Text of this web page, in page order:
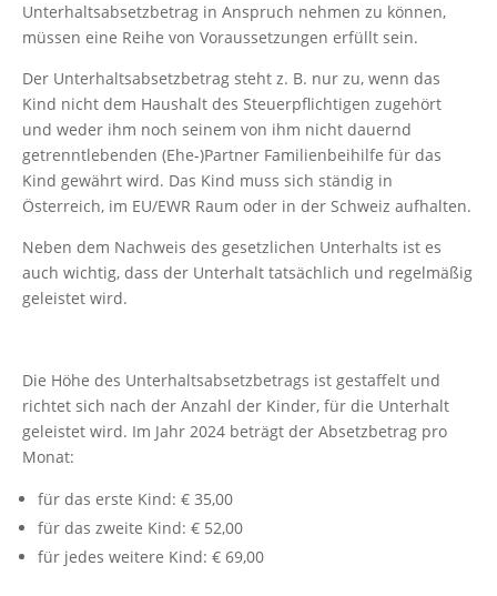
Unterhaltsabsetzbetrag in Anspruch nehmen zu können,
müssen eine Reihe von Voraussetzungen erfüllt sein.
Der Unterhaltsabsetzbetrag steht z. B. nur zu, wenn das
Kind nicht dem Haushalt des Steuerpflichtigen zugehört
und weder ihm noch seinem von ihm nicht dauernd
getrenntlebenden (Ehe-)Partner Familienbeihilfe für das
Kind gewährt wird. Das Kind muss sich ständig in
Österreich, im EU/EWR Raum oder in der Schweiz aufhalten.
Neben dem Nachweis des gesetzlichen Unterhalts ist es
auch wichtig, dass der Unterhalt tatsächlich und regelmäßig
geleistet wird.
Die Höhe des Unterhaltsabsetzbetrags ist gestaffelt und
richtet sich nach der Anzahl der Kinder, für die Unterhalt
geleistet wird. Im Jahr 2024 beträgt der Absetzbetrag pro
Monat:
für das erste Kind: € 35,00
für das zweite Kind: € 52,00
für jedes weitere Kind: € 69,00